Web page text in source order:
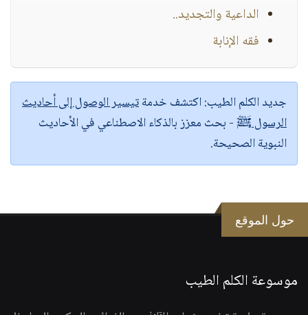
الداعية والتجديد..
فقه الإنابة
جديد الكلم الطيب:اكتشف خدمةتيسير الوصول إلى أحاديث
الرسول ﷺ - بحث معزز بالذكاء الاصطناعي في الأحاديث
النبوية الصحيحة.
حول الموقع
موسوعة الكلم الطيب